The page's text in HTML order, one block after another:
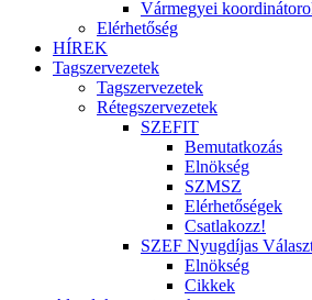
Vármegyei
Elérhetőség
HÍREK
Tagszervezetek
Tagszervezetek
Rétegszervezetek
SZEFIT
Bemutatkozás
Elnökség
SZMSZ
Elérhetőségek
Csatlakozz!
SZEF Nyugdíjas
Elnökség
Cikkek